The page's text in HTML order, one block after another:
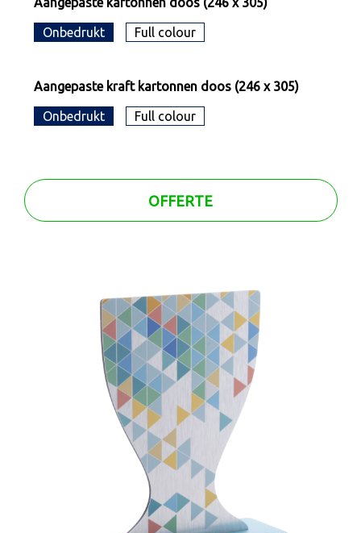
Onbedrukt Full colour
Aangepaste kraft kartonnen doos (246 x 305)
Onbedrukt Full colour
OFFERTE